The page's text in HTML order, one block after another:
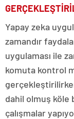
Yapay zeka
zamandır
uygulaması ile
komuta kontrol
dahil olmuş köle
çalışmalar